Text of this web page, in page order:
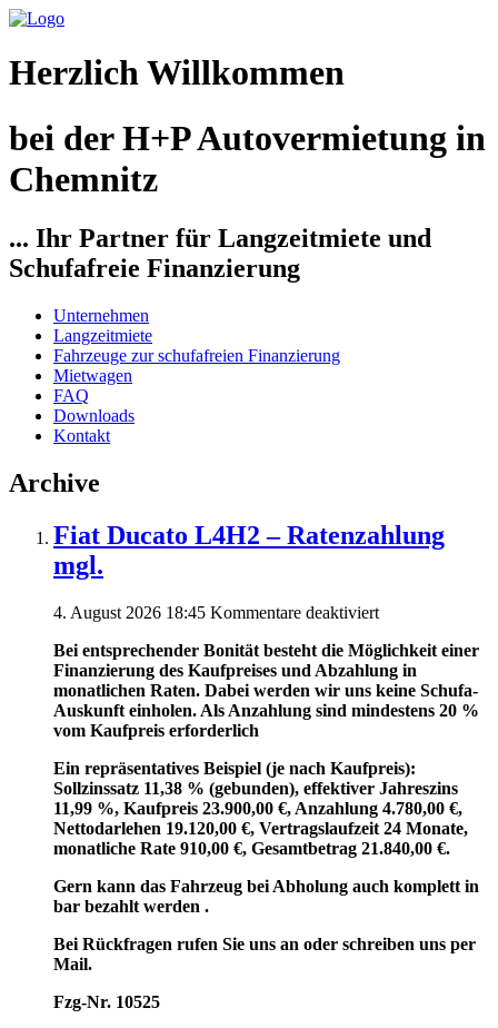
Herzlich Willkommen
bei der H+P Autovermietung in
Chemnitz
... Ihr Partner für Langzeitmiete und
Schufafreie Finanzierung
Unternehmen
Langzeitmiete
Fahrzeuge zur schufafreien Finanzierung
Mietwagen
FAQ
Downloads
Kontakt
Archive
Fiat Ducato L4H2 – Ratenzahlung
mgl.
4. August 2026 18:45 Kommentare deaktiviertfür
Ducato
L4H2
–
Ratenzahlung
Bei entsprechender Bonität besteht die Möglichkeit einer
Finanzierung des Kaufpreises und Abzahlung in
monatlichen Raten. Dabei werden wir uns keine Schufa-
Auskunft einholen. Als Anzahlung sind mindestens 20 %
vom Kaufpreis erforderlich
Ein repräsentatives Beispiel (je nach Kaufpreis):
Sollzinssatz 11,38 % (gebunden), effektiver Jahreszins
11,99 %, Kaufpreis 23.900,00 €, Anzahlung 4.780,00 €,
Nettodarlehen 19.120,00 €, Vertragslaufzeit 24 Monate,
monatliche Rate 910,00 €, Gesamtbetrag 21.840,00 €.
Gern kann das Fahrzeug bei Abholung auch komplett in
bar bezahlt werden .
Bei Rückfragen rufen Sie uns an oder schreiben uns per
Mail.
Fzg-Nr. 10525